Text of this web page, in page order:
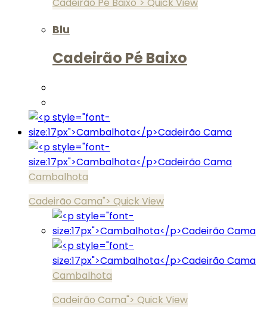
Cadeirão Pé Baixo"> Quick View
Blu
Cadeirão Pé Baixo
Cambalhota
Cadeirão Cama"> Quick View
Cambalhota
Cadeirão Cama"> Quick View